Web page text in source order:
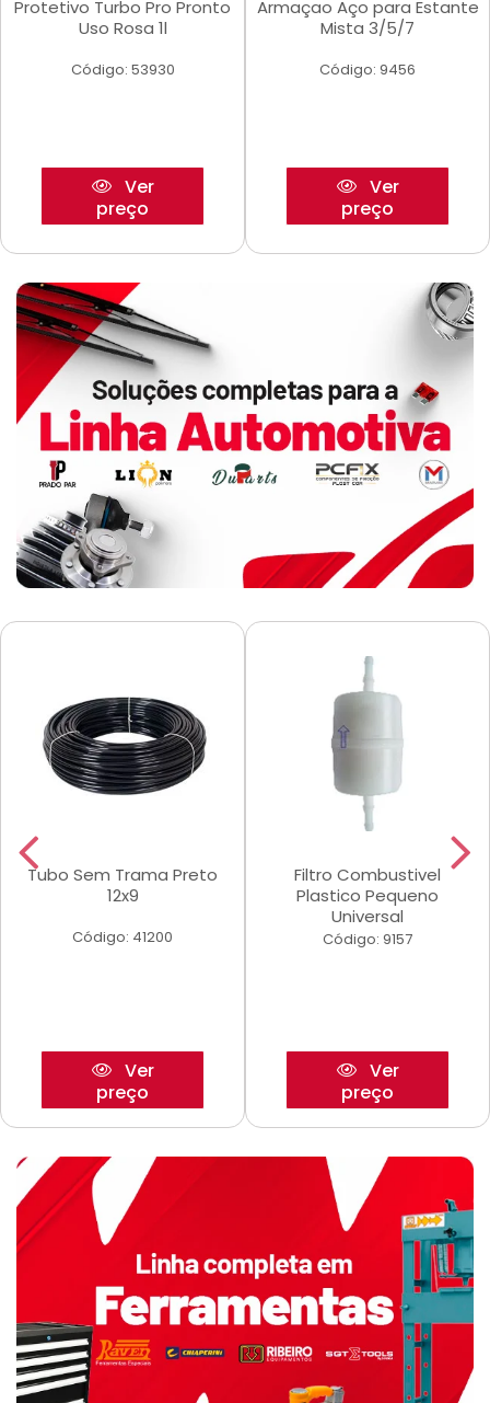
Protetivo Turbo Pro Pronto
Uso Rosa 1l
Código: 53930
Ver
preço
Armaçao Aço para Estante
Mista 3/5/7
Código: 9456
Ver
preço
Tubo Sem Trama Preto
12x9
Código: 41200
Ver
preço
Filtro Combustivel
Plastico Pequeno
Universal
Código: 9157
Ver
preço